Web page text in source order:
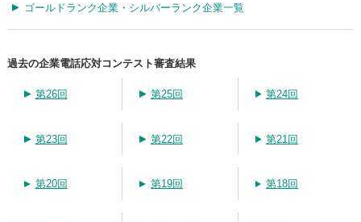
ゴールドランク企業・シルバーランク企業一覧
過去の企業電話応対コンテスト審査結果
第26回 第25回 第24回
第23回 第22回 第21回
第20回 第19回 第18回